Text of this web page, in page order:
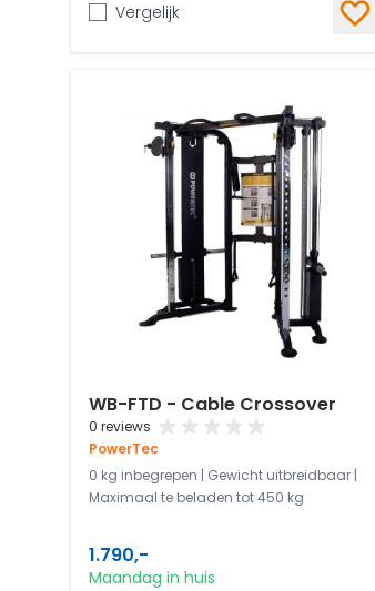
Vergelijk
0 reviews
WB-FTD - Cable Crossover
PowerTec
0 kg inbegrepen | Gewicht uitbreidbaar |
Maximaal te beladen tot 450 kg
1.790,-
Maandag in huis